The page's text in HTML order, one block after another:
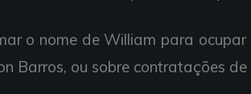
o nome de William para
Barros, ou sobre contratações